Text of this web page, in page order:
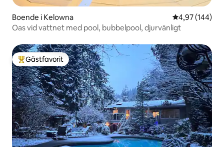
Boende i Kelowna 4,97 av 5 i
4,97 (144)
Oas vid vattnet med pool, bubbelpool, djurvänligt
Populär gästfavorit
Gästfavorit